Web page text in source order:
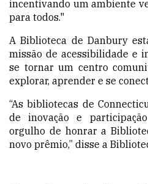
incentivando um ambiente
para todos."
A Biblioteca de Danbury
missão de acessibilidade e
se tornar um centro
explorar, aprender e se
“As bibliotecas de
de inovação e
orgulho de honrar a
novo prêmio,” disse a